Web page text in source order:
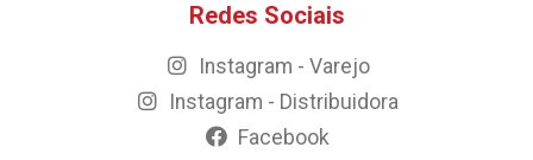
Redes Sociais
Instagram - Varejo
Instagram - Distribuidora
Facebook